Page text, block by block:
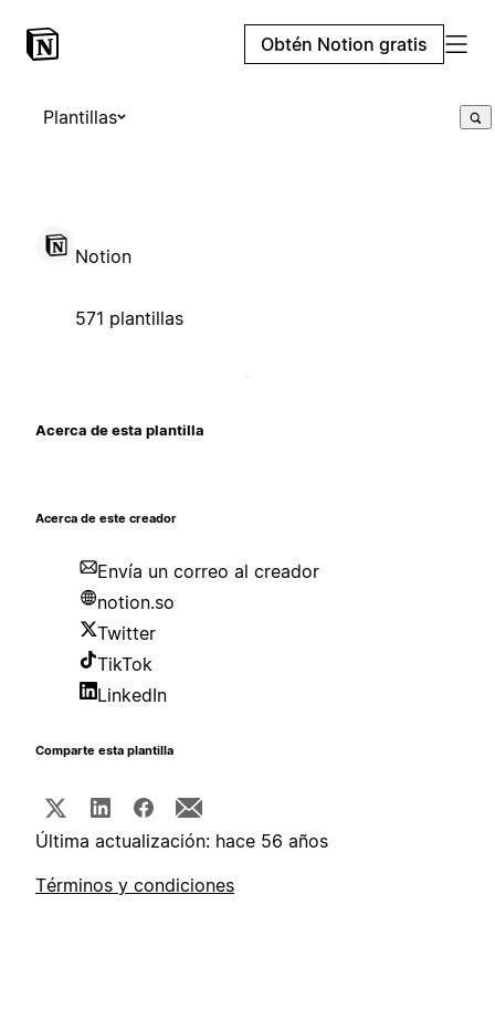
Obtén Notion gratis
Plantillas
Notion
571 plantillas
Acerca de esta plantilla
Acerca de este creador
Envía un correo al creador
notion.so
Twitter
TikTok
LinkedIn
Comparte esta plantilla
Última actualización: hace 56 años
Términos y condiciones